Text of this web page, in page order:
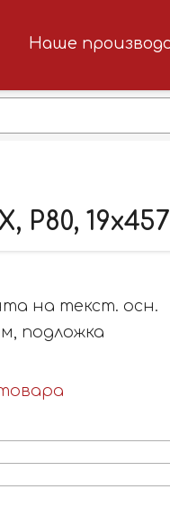
Наше
P80,
на текст. осн.
подложка